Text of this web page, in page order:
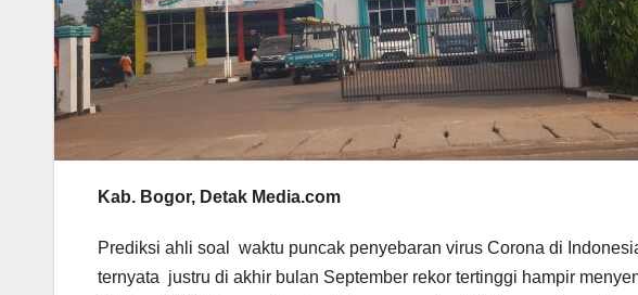
Kab. Bogor, Detak Media.com
Prediksi ahli soal waktu puncak penyebaran virus Corona di
ternyata justru di akhir bulan September rekor tertinggi hampir